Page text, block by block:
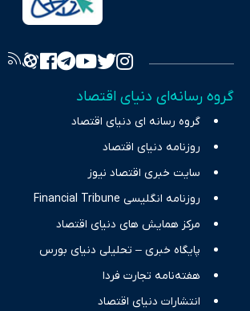
به اصول «انصاف، امانت و صداقت»، بستری برای
تصویری شفاف از واقعیت‌های اقتصادی ارائه دهد. ما
چالش‌های فقر و بیکاری را جست‌وجو کرده و در کنار
نیازهای خبری مخاطبان در حوزه‌های اثرگذار بر
حرفه‌ای و روزآمد پوشش می‌دهیم.
گروه رسانه‌ای دنیای اقتصاد
گروه رسانه ای دنیای اقتصاد
روزنامه دنیای اقتصاد
سایت خبری اقتصاد نیوز
روزنامه انگلیسی Financial Tribune
مرکز همایش های دنیای اقتصاد
پایگاه خبری – تحلیلی دنیای بورس
هفته‌نامه تجارت فردا
انتشارات دنیای اقتصاد